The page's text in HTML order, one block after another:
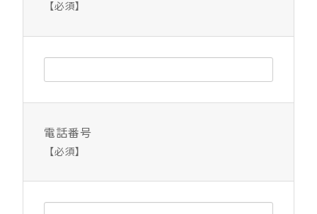
【必須】
電話番号
【必須】